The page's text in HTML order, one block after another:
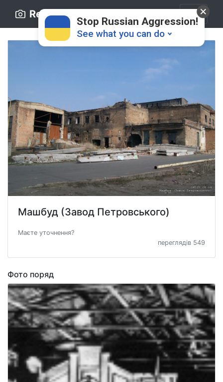
Retro.ck.ua
Машбуд (Завод Петровського)
Маєте уточнення?
переглядів 549
Фото поряд
Stop Russian Aggression!
See what you can do
Donate 💸
Support Ukraine ❤